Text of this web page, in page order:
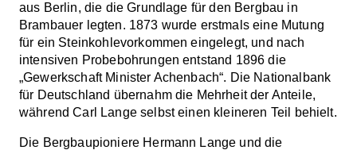
aus Berlin, die die Grundlage für den Bergbau in
Brambauer legten. 1873 wurde erstmals eine Mutung
für ein Steinkohlevorkommen eingelegt, und nach
intensiven Probebohrungen entstand 1896 die
„Gewerkschaft Minister Achenbach“. Die Nationalbank
für Deutschland übernahm die Mehrheit der Anteile,
während Carl Lange selbst einen kleineren Teil behielt.
Die Bergbaupioniere Hermann Lange und die